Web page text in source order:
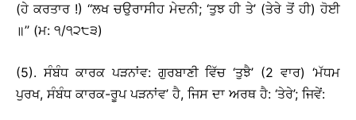
(ਹੇ ਕਰਤਾਰ !) ‘‘ਲਖ ਚਉਰਾਸੀਹ ਮੇਦਨੀ; ‘ਤੁਝ ਹੀ ਤੇ’ (ਤੇਰੇ ਤੋਂ ਹੀ) ਹੋਈ
॥’’ (ਮ: ੧/੧੨੮੩)
(5). ਸੰਬੰਧ ਕਾਰਕ ਪੜਨਾਂਵ: ਗੁਰਬਾਣੀ ਵਿੱਚ ‘ਤੁਝੈ’ (2 ਵਾਰ) ‘ਮੱਧਮ
ਪੁਰਖ, ਸੰਬੰਧ ਕਾਰਕ-ਰੂਪ ਪੜਨਾਂਵ’ ਹੈ, ਜਿਸ ਦਾ ਅਰਥ ਹੈ: ‘ਤੇਰੇ’; ਜਿਵੇਂ: